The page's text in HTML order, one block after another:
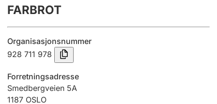
Årsregnskap
Innsending og forsinkelsesgebyr
Tinglysing
Jeger
FARBROT
Organisasjonsnummer
928 711 978
Forretningsadresse
Smedbergveien 5A
1187 OSLO